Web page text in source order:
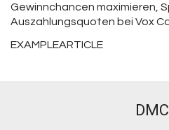
Gewinnchancen maximieren,
Auszahlungsquoten bei Vox
EXAMPLEARTICLE